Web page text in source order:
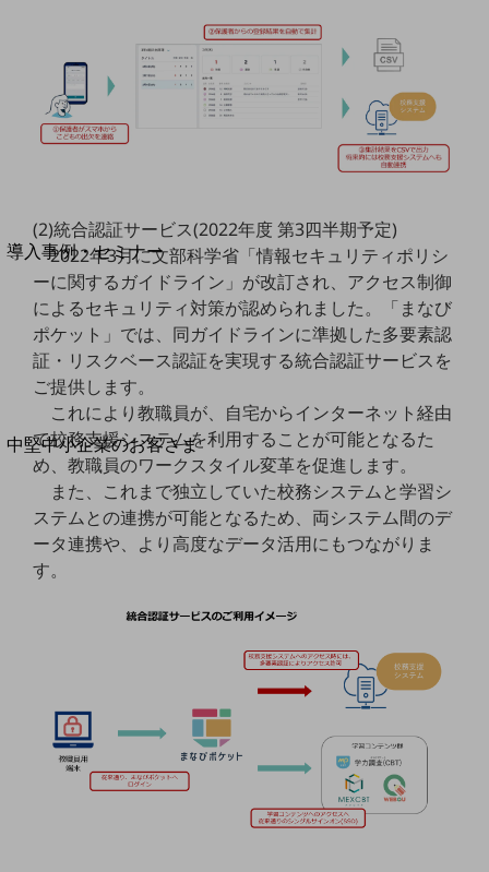
運用保守・故障紛失サポート
回線・ネットワーク
お手続き
別ウィンドウで開きます
サービスをご利用中のお客さま
導入事例・セミナー
導入事例TOP
最新の導入事例や注目の導入事例をご紹介します
セミナー
開催・出展する各種セミナー、イベント情報をご紹介します
別ウィンドウで開きます
中堅中小企業のお客さま
NTTドコモビジネスウォッチ
ビジネスお役立ち情報
旬な話題やお役立ち資料などDXの課題を
解決するヒントをお届けする記事サイト
新着記事
課題やニーズに合ったサービスをご紹介し、
中堅中小企業のビジネスをサポート！
お悩みから見つける
お悩みから見つけるTOP
(2)統合認証サービス(2022年度 第3四半期予定)
2022年3月に文部科学省「情報セキュリティポリシ
ーに関するガイドライン」が改訂され、アクセス制御
によるセキュリティ対策が認められました。「まなび
ポケット」では、同ガイドラインに準拠した多要素認
証・リスクベース認証を実現する統合認証サービスを
ご提供します。
これにより教職員が、自宅からインターネット経由
で校務支援システムを利用することが可能となるた
め、教職員のワークスタイル変革を促進します。
また、これまで独立していた校務システムと学習シ
ステムとの連携が可能となるため、両システム間のデ
ータ連携や、より高度なデータ活用にもつながりま
す。